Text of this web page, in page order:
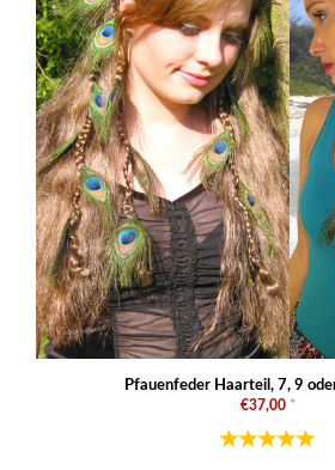
Pfauenfeder Haarteil, 7, 9
€37,00 *